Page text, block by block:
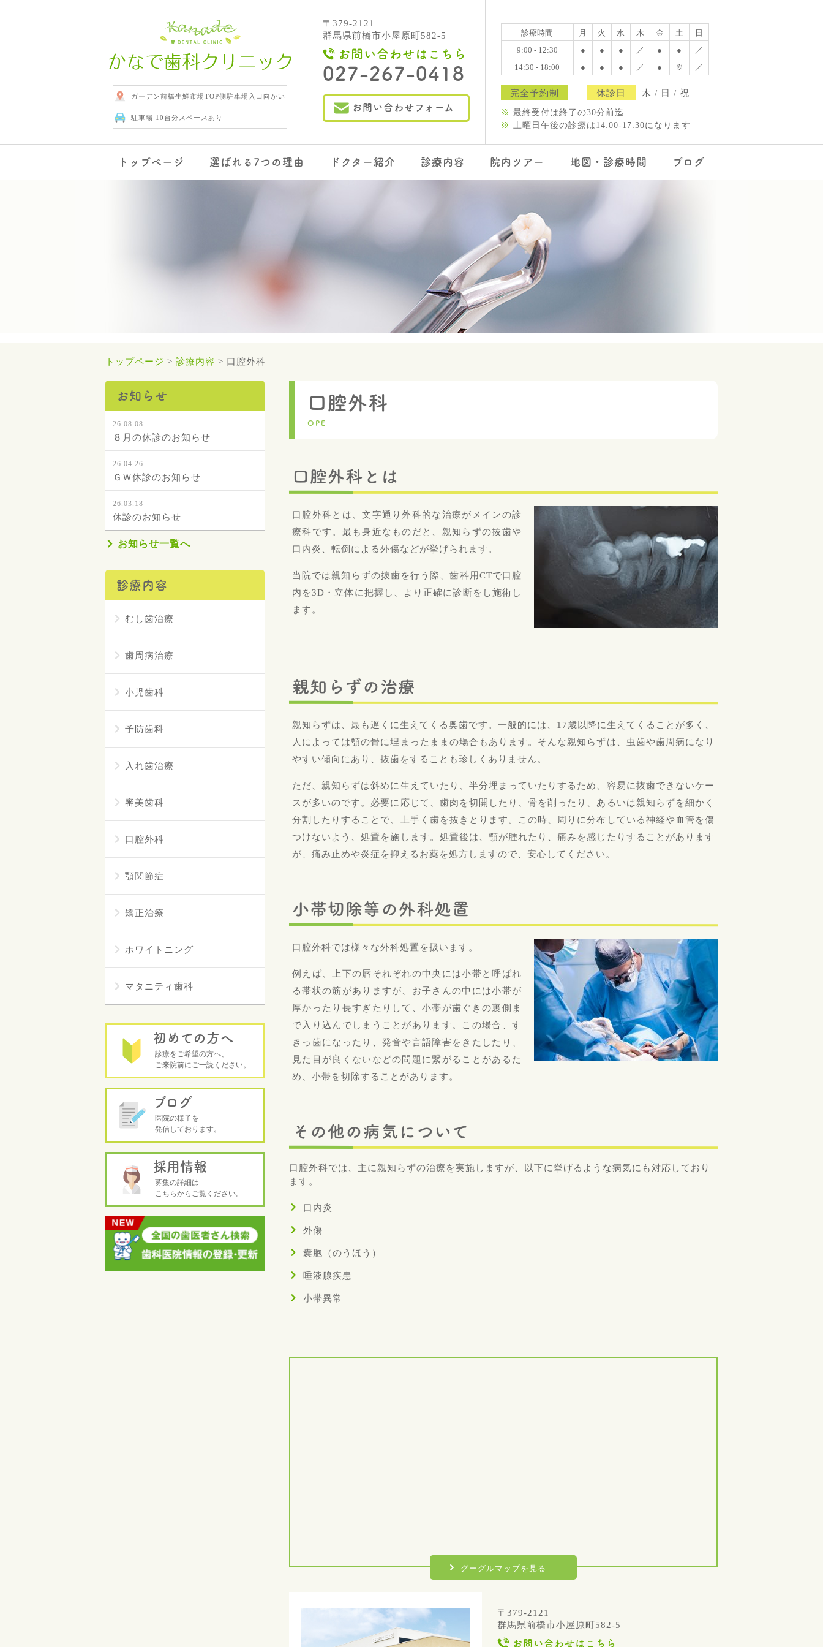
ガーデン前橋生鮮市場TOP側駐車場入口向かい
駐車場 10台分スペースあり
〒379-2121
群馬県前橋市小屋原町582-5
お問い合わせはこちら
027-267-0418
お問い合わせフォーム
診療時間 月 火 水 木 金 土
日
9:00 - 12:30
● ● ● ／ ● ●
／
14:30 - 18:00
● ● ● ／ ● ※ ／
完全予約制 休診日 木 / 日 / 祝
※ 最終受付は終了の30分前迄
※ 土曜日午後の診療は14:00-17:30になります
トップページ 選ばれる7つの理由 ドクター紹介 診療内容 院内ツアー 地図・診療時間 ブログ
トップページ > 診療内容 > 口腔外科
口腔外科
OPE
口腔外科とは
口腔外科とは、文字通り外科的な治療がメインの診
療科です。最も身近なものだと、親知らずの抜歯や
口内炎、転倒による外傷などが挙げられます。
当院では親知らずの抜歯を行う際、歯科用CTで口腔
内を3D・立体に把握し、より正確に診断をし施術し
ます。
親知らずの治療
親知らずは、最も遅くに生えてくる奥歯です。一般的には、17歳以降に生えてくることが多く、
人によっては顎の骨に埋まったままの場合もあります。そんな親知らずは、虫歯や歯周病になり
やすい傾向にあり、抜歯をすることも珍しくありません。
ただ、親知らずは斜めに生えていたり、半分埋まっていたりするため、容易に抜歯できないケー
スが多いのです。必要に応じて、歯肉を切開したり、骨を削ったり、あるいは親知らずを細かく
分割したりすることで、上手く歯を抜きとります。この時、周りに分布している神経や血管を傷
つけないよう、処置を施します。処置後は、顎が腫れたり、痛みを感じたりすることがあります
が、痛み止めや炎症を抑えるお薬を処方しますので、安心してください。
小帯切除等の外科処置
口腔外科では様々な外科処置を扱います。
例えば、上下の唇それぞれの中央には小帯と呼ばれ
る帯状の筋がありますが、お子さんの中には小帯が
厚かったり長すぎたりして、小帯が歯ぐきの裏側ま
で入り込んでしまうことがあります。この場合、す
きっ歯になったり、発音や言語障害をきたしたり、
見た目が良くないなどの問題に繋がることがあるた
め、小帯を切除することがあります。
その他の病気について
口腔外科では、主に親知らずの治療を実施しますが、以下に挙げるような病気にも対応しており
ます。
口内炎
外傷
嚢胞（のうほう）
唾液腺疾患
小帯異常
グーグルマップを見る
〒379-2121
群馬県前橋市小屋原町582-5
お問い合わせはこちら
お知らせ
26.08.08
８月の休診のお知らせ
26.04.26
ＧＷ休診のお知らせ
26.03.18
休診のお知らせ
お知らせ一覧へ
診療内容
むし歯治療
歯周病治療
小児歯科
予防歯科
入れ歯治療
審美歯科
口腔外科
顎関節症
矯正治療
ホワイトニング
マタニティ歯科
初めての方へ
診療をご希望の方へ、
ご来院前にご一読ください。
ブログ
医院の様子を
発信しております。
採用情報
募集の詳細は
こちらからご覧ください。